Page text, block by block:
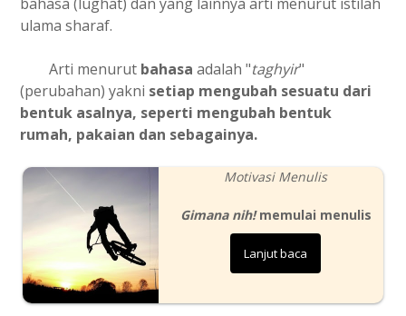
bahasa (lughat) dan yang lainnya arti menurut istilah
ulama sharaf.
Arti menurut bahasa adalah "taghyir"
(perubahan) yakni setiap mengubah sesuatu dari
bentuk asalnya, seperti mengubah bentuk
rumah, pakaian dan sebagainya.
Motivasi Menulis
Gimana nih!memulai menulis
Lanjut baca